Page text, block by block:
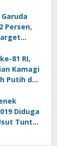
Persen,
81 RI,
Kamagi
Putih dan
Diduga
Tuntas